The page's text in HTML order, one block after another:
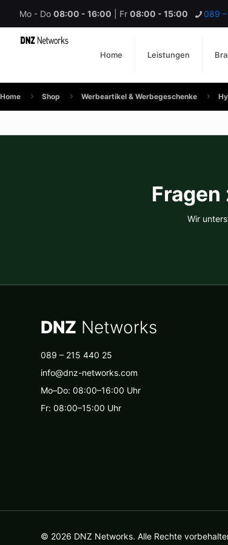
Mo - Do 08:00 - 16:00 | Fr 08:00 - 15:00 089
Home Leistungen
Home Shop Werbeartikel & Werbegeschenke
Wir
DNZ Networks
089 – 215 440 25
info@dnz-networks.com
Mo–Do: 08:00–16:00 Uhr
Fr: 08:00–15:00 Uhr
© 2026 DNZ Networks. Alle Rechte